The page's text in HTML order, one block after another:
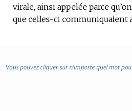
virale, ainsi appelée parce
que celles-ci communiquaient
Vous pouvez cliquer sur n’importe quel mot